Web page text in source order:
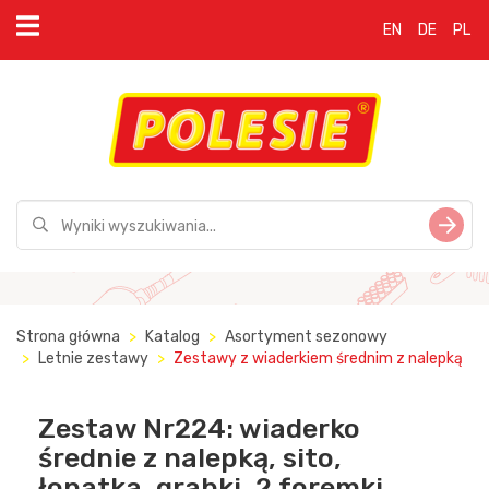
EN DE PL
Strona główna Katalog
Asortyment sezonowy
Letnie zestawy
Zestawy z wiaderkiem średnim z nalepką
Zestaw Nr224: wiaderko
średnie z nalepką, sito,